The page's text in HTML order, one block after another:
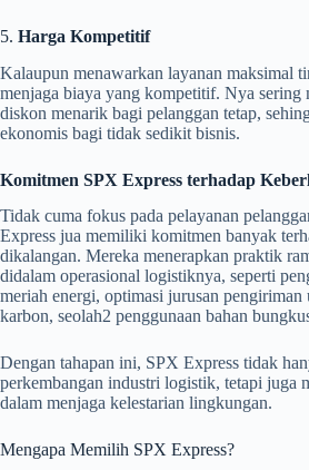
5. Harga Kompetitif
Kalaupun menawarkan layanan maksimal
menjaga biaya yang kompetitif. Nya sering
diskon menarik bagi pelanggan tetap,
ekonomis bagi tidak sedikit bisnis.
Komitmen SPX Express terhadap
Tidak cuma fokus pada pelayanan
Express jua memiliki komitmen banyak
dikalangan. Mereka menerapkan praktik
didalam operasional logistiknya, seperti
meriah energi, optimasi jurusan
karbon, seolah2 penggunaan bahan
Dengan tahapan ini, SPX Express tidak
perkembangan industri logistik, tetapi juga
dalam menjaga kelestarian lingkungan.
Mengapa Memilih SPX Express?